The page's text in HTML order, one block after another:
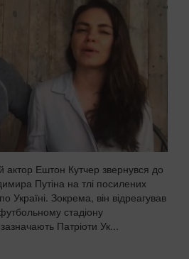
актор Ештон Кутчер звернувся до
Путіна на тлі посилених
Україні. Зокрема, він відреагував
стадіону
Патріоти Ук...